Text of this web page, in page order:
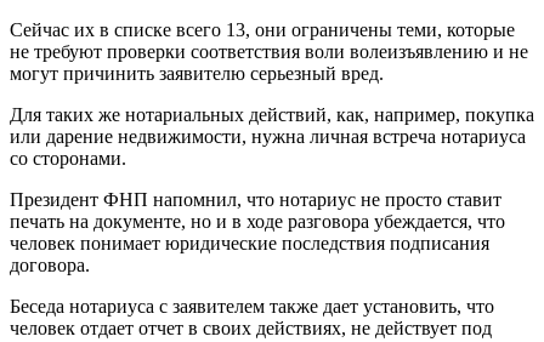
Сейчас их в списке всего 13, они ограничены теми, которые
не требуют проверки соответствия воли волеизъявлению и не
могут причинить заявителю серьезный вред.
Для таких же нотариальных действий, как, например, покупка
или дарение недвижимости, нужна личная встреча нотариуса
со сторонами.
Президент ФНП напомнил, что нотариус не просто ставит
печать на документе, но и в ходе разговора убеждается, что
человек понимает юридические последствия подписания
договора.
Беседа нотариуса с заявителем также дает установить, что
человек отдает отчет в своих действиях, не действует под